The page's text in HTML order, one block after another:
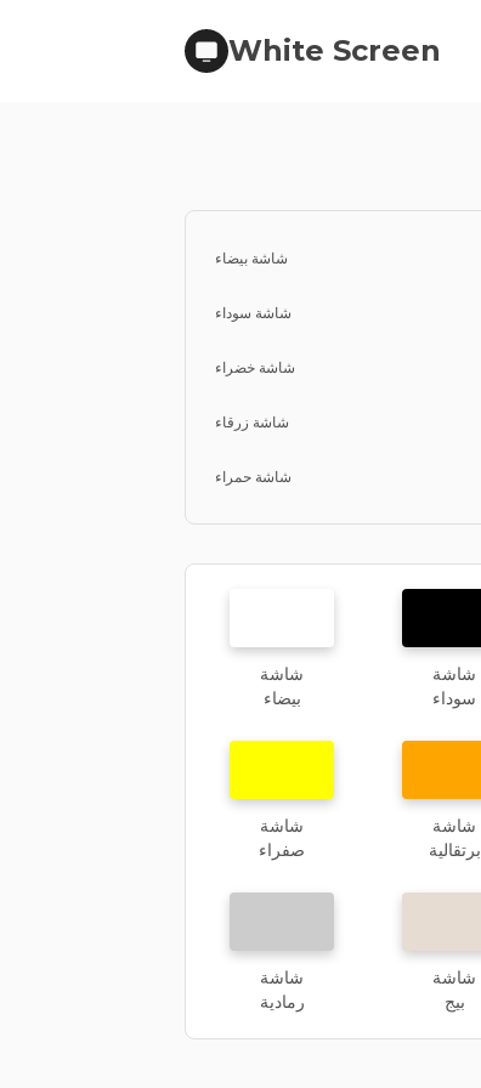
White Screen
شاشة بيضاء
شاشة سوداء
شاشة خضراء
شاشة زرقاء
شاشة حمراء
شاشة
بيضاء
شاشة
سوداء
شاشة
صفراء
شاشة
برتقالية
شاشة
رمادية
شاشة
بيج